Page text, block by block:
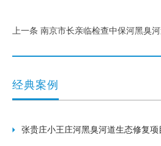
上一条 南京市长亲临检查中保河黑臭
经典案例
张贵庄小王庄河黑臭河道生态修复项